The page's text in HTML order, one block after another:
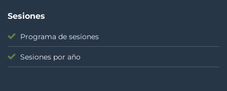
Sesiones
Programa de sesiones
Sesiones por año